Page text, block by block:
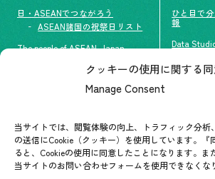
クッキーの使用に関する
Manage Consent
当サイトでは、閲覧体験の向上、トラフィック分析
の送信にCookie（クッキー）を使用しています。『
ると、Cookieの使用に同意したことになります。ま
当サイトのお問い合わせフォームを使用できなくな
日・ASEANでつながろう
ASEAN諸国の祝祭日リスト
The people of ASEAN-Japan
グループ訪問の受け入れ
ASEANPEDIA
イベント・お知らせ
ひと目で
報
Data
お問い合